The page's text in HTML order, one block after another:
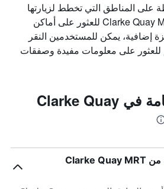
على المناطق التي تخطط لزيارتها
بالقرب من Clarke Quay MRT Station للعثور على أماكن
إضافية، يمكن للمستخدمين النقر
للعثور على معلومات مفيدة وصفقات
حقائق حول الإقامة في Clarke Quay
ما أفضل الفنادق القريبة من Clarke Quay MRT